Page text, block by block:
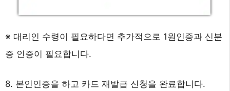
※ 대리인 수령이 필요하다면 추가적으로 1원인증과 신분
증 인증이 필요합니다.
8. 본인인증을 하고 카드 재발급 신청을 완료합니다.